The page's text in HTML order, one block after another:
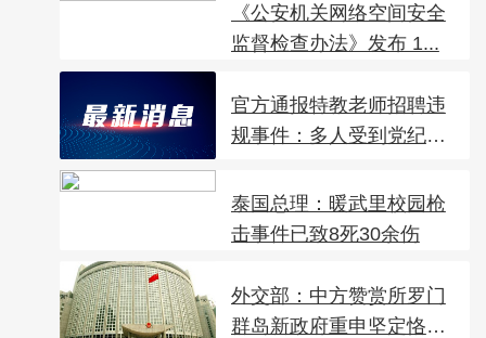
《公安机关网络空间安全
监督检查办法》发布 1...
官方通报特教老师招聘违
规事件：多人受到党纪
泰国总理：暖武里校园枪
击事件已致8死30余伤
外交部：中方赞赏所罗门
群岛新政府重申坚定恪